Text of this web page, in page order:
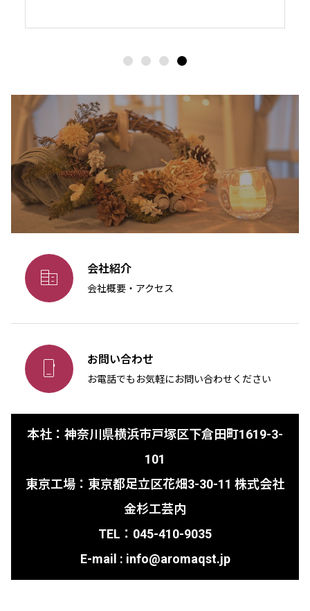
 会社紹介
会社概要・アクセス
 お問い合わせ
お電話でもお気軽にお問い合わせください
本社：神奈川県横浜市戸塚区下倉田町1619-3-
101
東京工場：東京都足立区花畑3-30-11 株式会社
金杉工芸内
TEL：045-410-9035
E-mail : info@aromaqst.jp